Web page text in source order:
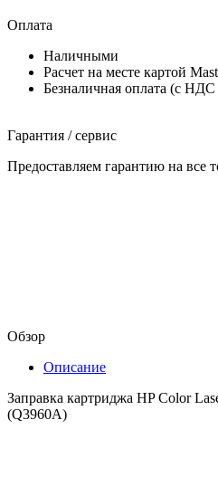
Оплата
Наличными
Расчет на месте картой
Безналичная оплата (с
Гарантия / сервис
Предоставляем гарантию на все
Обзор
Описание
Заправка картриджа HP Color
(Q3960A)